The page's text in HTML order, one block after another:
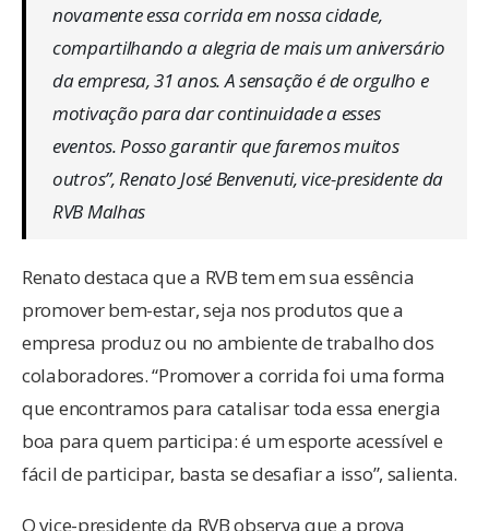
novamente essa corrida em nossa cidade,
compartilhando a alegria de mais um aniversário
da empresa, 31 anos. A sensação é de orgulho e
motivação para dar continuidade a esses
eventos. Posso garantir que faremos muitos
outros”, Renato José Benvenuti, vice-presidente da
RVB Malhas
Renato destaca que a RVB tem em sua essência
promover bem-estar, seja nos produtos que a
empresa produz ou no ambiente de trabalho dos
colaboradores. “Promover a corrida foi uma forma
que encontramos para catalisar toda essa energia
boa para quem participa: é um esporte acessível e
fácil de participar, basta se desafiar a isso”, salienta.
O vice-presidente da RVB observa que a prova